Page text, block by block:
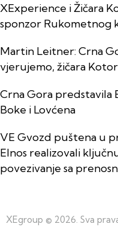
XExperience i Žičara
sponzor Rukometnog
Martin Leitner: Crna
vjerujemo, žičara
Crna Gora predstavila
Boke i Lovćena
VE Gvozd puštena u
Elnos realizovali
povezivanje sa
XEgroup © 2026. Sva